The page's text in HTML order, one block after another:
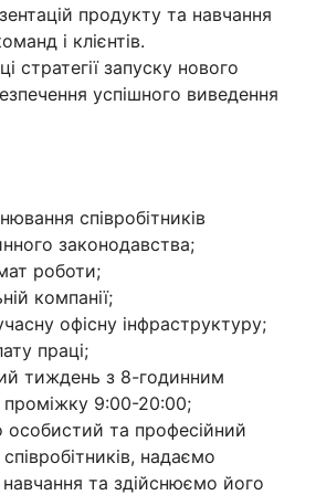
продукту та навчання
і клієнтів.
стратегії запуску нового
успішного виведення
співробітників
законодавства;
роботи;
компанії;
офісну інфраструктуру;
праці;
тиждень з 8-годинним
9:00-20:00;
та професійний
надаємо
та здійснюємо його